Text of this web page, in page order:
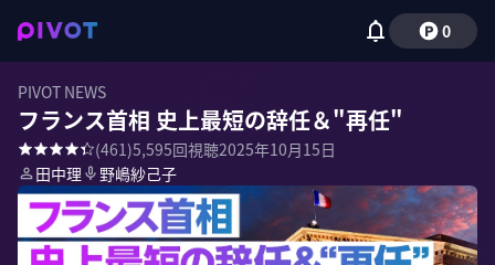
0
PIVOT NEWS
フランス首相 史上最短の辞任＆"再任"
(461)5,595回視聴2025年10月15日
田中理
野嶋紗己子